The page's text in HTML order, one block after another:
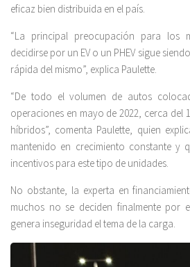
eficaz bien distribuida en el país.
“La principal preocupación para los
decidirse por un EV o un PHEV sigue
rápida del mismo”, explica Paulette.
“De todo el volumen de autos
operaciones en mayo de 2022, cerca del
híbridos”, comenta Paulette, quien
mantenido en crecimiento constante y
incentivos para este tipo de unidades.
No obstante, la experta en
muchos no se deciden finalmente por
genera inseguridad el tema de la carga.